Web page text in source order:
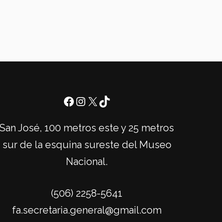
San José, 100 metros este y 25 metros
sur de la esquina sureste del Museo
Nacional.
(506) 2258-5641
fa.secretaria.general@gmail.com